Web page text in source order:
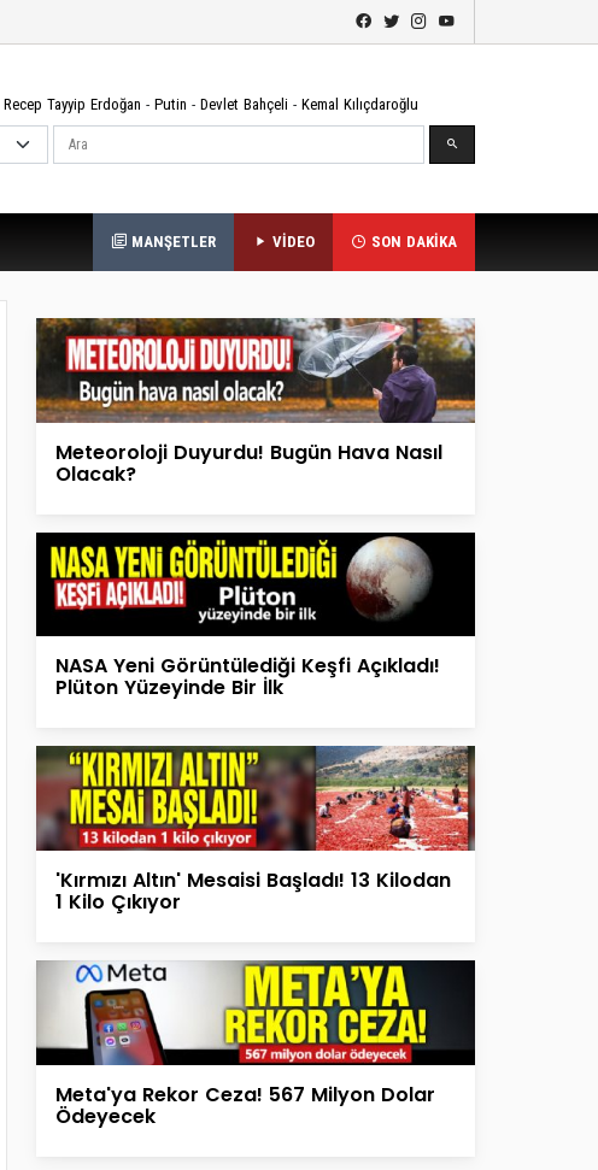
Recep Tayyip Erdoğan - Putin - Devlet Bahçeli - Kemal Kılıçdaroğlu
Ara
MANŞETLER VİDEO SON DAKİKA
Meteoroloji Duyurdu! Bugün Hava Nasıl
Olacak?
NASA Yeni Görüntülediği Keşfi Açıkladı!
Plüton Yüzeyinde Bir İlk
'Kırmızı Altın' Mesaisi Başladı! 13 Kilodan
1 Kilo Çıkıyor
Meta'ya Rekor Ceza! 567 Milyon Dolar
Ödeyecek